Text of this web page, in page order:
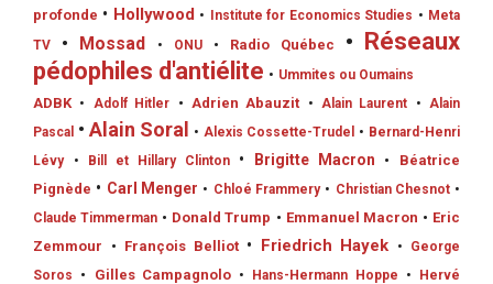
profonde • Hollywood • Institute for Economics Studies • Meta
TV
• Mossad • ONU • Radio Québec • Réseaux
pédophiles d'antiélite • Ummites ou Oumains
ADBK • Adolf Hitler • Adrien Abauzit • Alain Laurent • Alain
Pascal • Alain Soral • Alexis Cossette-Trudel • Bernard-Henri
Lévy
• Bill et Hillary Clinton • Brigitte Macron •
Béatrice
Pignède • Carl Menger • Chloé Frammery • Christian Chesnot •
Claude Timmerman • Donald Trump • Emmanuel Macron • Eric
Zemmour
• François Belliot • Friedrich Hayek •
George
Soros
• Gilles Campagnolo • Hans-Hermann Hoppe •
Hervé